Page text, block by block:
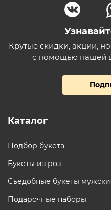
Крутые скидки, акции,
с помощью нашей
Каталог
Подбор букета
Букеты из роз
Съедобные букеты
Подарочные наборы